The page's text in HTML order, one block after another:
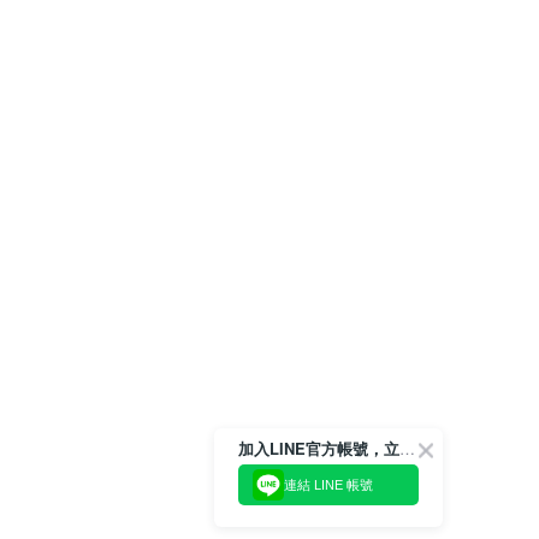
加入LINE官方帳號，立即獲得$100購物金!
連結 LINE 帳號